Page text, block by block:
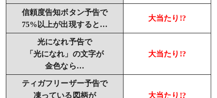
信頼度告知ボタン予告で
75%以上が出現すると…
大当たり!?
光になれ予告で
「光になれ」の文字が
金色なら…
大当たり!?
ティガフリーザー予告で
凍っている図柄が
大当たり!?